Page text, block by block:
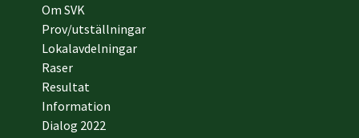
Om SVK
Prov/utställningar
Lokalavdelningar
Raser
Resultat
Information
Dialog 2022